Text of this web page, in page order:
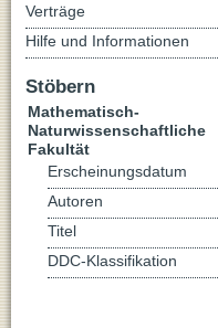
Verträge
Hilfe und Informationen
Stöbern
Mathematisch-
Naturwissenschaftliche
Fakultät
Erscheinungsdatum
Autoren
Titel
DDC-Klassifikation